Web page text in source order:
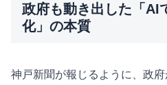
政府も動き出した「AI
化」の本質
神戸新聞が報じるように、政